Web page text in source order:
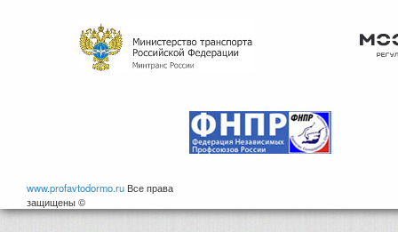
www.profavtodormo.ru Все права
защищены ©